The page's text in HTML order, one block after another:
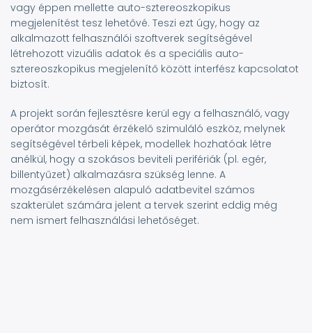
vagy éppen mellette auto-sztereoszkopikus
megjelenítést tesz lehetővé. Teszi ezt úgy, hogy az
alkalmazott felhasználói szoftverek segítségével
létrehozott vizuális adatok és a speciális auto-
sztereoszkopikus megjelenítő között interfész kapcsolatot
biztosít.
A projekt során fejlesztésre kerül egy a felhasználó, vagy
operátor mozgását érzékelő szimuláló eszköz, melynek
segítségével térbeli képek, modellek hozhatóak létre
anélkül, hogy a szokásos beviteli perifériák (pl. egér,
billentyűzet) alkalmazásra szükség lenne. A
mozgásérzékelésen alapuló adatbevitel számos
szakterület számára jelent a tervek szerint eddig még
nem ismert felhasználási lehetőséget.